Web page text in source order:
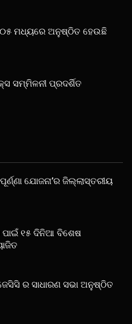
ମଧ୍ୟରେ ଅନୁଷ୍ଠିତ ହେଉଛି
ସମ୍ମିଳନୀ ପ୍ରଦର୍ଶିତ
ଯୋଜନା’ର ଜିଲ୍ଲାସ୍ତରୀୟ
୧୫ ଦିନିଆ ବିଶେଷ
ର ସାଧାରଣ ସଭା ଅନୁଷ୍ଠିତ